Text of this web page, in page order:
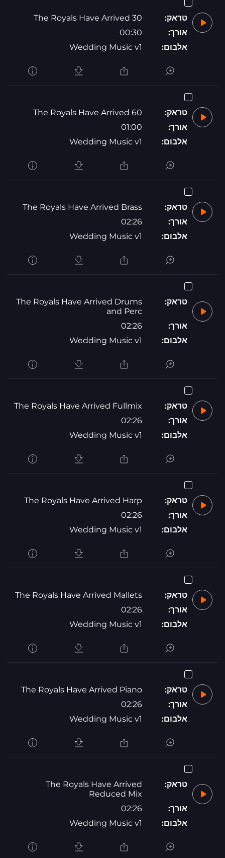
טראק:
The Royals Have Arrived 30
אורך:
00:30
אלבום:
Wedding Music v1
טראק:
The Royals Have Arrived 60
אורך:
01:00
אלבום:
Wedding Music v1
טראק:
The Royals Have Arrived Brass
אורך:
02:26
אלבום:
Wedding Music v1
טראק:
The Royals Have Arrived Drums
and Perc
אורך:
02:26
אלבום:
Wedding Music v1
טראק:
The Royals Have Arrived Fullmix
אורך:
02:26
אלבום:
Wedding Music v1
טראק:
The Royals Have Arrived Harp
אורך:
02:26
אלבום:
Wedding Music v1
טראק:
The Royals Have Arrived Mallets
אורך:
02:26
אלבום:
Wedding Music v1
טראק:
The Royals Have Arrived Piano
אורך:
02:26
אלבום:
Wedding Music v1
טראק:
The Royals Have Arrived
Reduced Mix
אורך:
02:26
אלבום:
Wedding Music v1